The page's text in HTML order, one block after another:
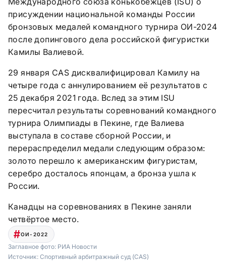
присуждении национальной команды России
бронзовых медалей командного турнира ОИ-2024
после допингового дела российской фигуристки
Камилы Валиевой.
29 января CAS дисквалифицировал Камилу на
четыре года с аннулированием её результатов с
25 декабря 2021 года. Вслед за этим ISU
пересчитал результаты соревнований командного
турнира Олимпиады в Пекине, где Валиева
выступала в составе сборной России, и
перераспределил медали следующим образом:
золото перешло к американским фигуристам,
серебро досталось японцам, а бронза ушла к
России.
Канадцы на соревнованиях в Пекине заняли
четвёртое место.
ОИ-2022
Заглавное фото: РИА Новости
Источник: Спортивный арбитражный суд (CAS)